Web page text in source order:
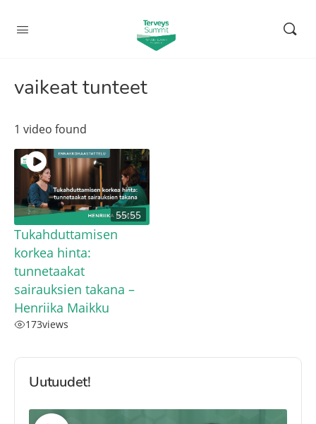
vaikeat tunteet
1 video found
55:55
Tukahduttamisen
korkea hinta:
tunnetaakat
sairauksien takana –
Henriika Maikku
173views
Uutuudet!